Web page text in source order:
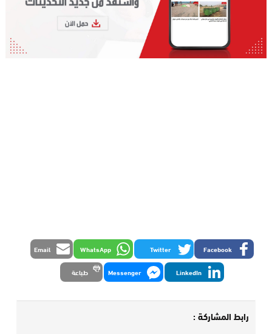
Facebook
Twitter
WhatsApp
Email
LinkedIn
Messenger طباعة
رابط المشاركة :